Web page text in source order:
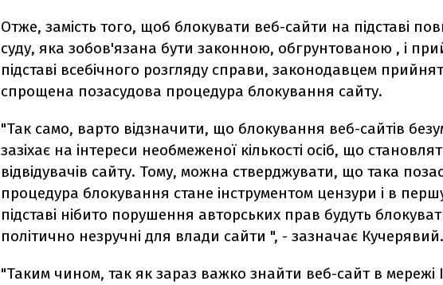
Отже, замість того, щоб блокувати вeб-сайти на підставі
суду, яка зобов'язана бути законною, обгрунтованою , і
підставі всебічного розгляду справи, законодавцем
спрощена позасудова процедура блокування сайту.
"Так само, варто відзначити, що блокування вeб-сайтів
зазіхає на інтереси необмеженої кількості осіб, що
відвідувачів сайту. Тому, можна стверджувати, що така
процедура блокування стане інструментом цензури і в
підставі нібито порушення авторських прав будуть
політично незручні для влади сайти ", - зазначає Кучерявий.
"Таким чином, так як зараз важко знайти вeб-сайт в мережі